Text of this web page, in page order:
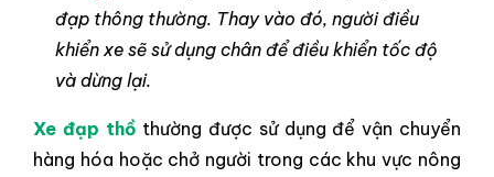
đạp thông thường. Thay vào đó, người điều
khiển xe sẽ sử dụng chân để điều khiển tốc độ
và dừng lại.
Xe đạp thồ thường được sử dụng để vận chuyển
hàng hóa hoặc chở người trong các khu vực nông